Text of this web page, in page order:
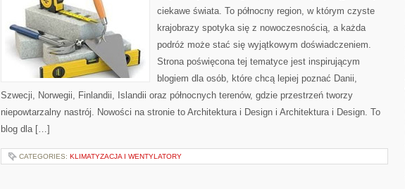
ciekawe świata. To północny region, w którym czyste
krajobrazy spotyka się z nowoczesnością, a każda
podróż może stać się wyjątkowym doświadczeniem.
Strona poświęcona tej tematyce jest inspirującym
blogiem dla osób, które chcą lepiej poznać Danii,
Szwecji, Norwegii, Finlandii, Islandii oraz północnych terenów, gdzie przestrzeń tworzy
niepowtarzalny nastrój. Nowości na stronie to Architektura i Design i Architektura i Design. To
blog dla […]
CATEGORIES: KLIMATYZACJA I WENTYLATORY